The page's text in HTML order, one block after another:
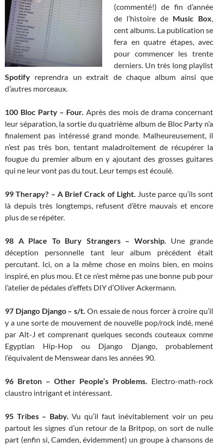
(commenté!) de fin d’année
de l’histoire de Music Box,
cent albums. La publication se
fera en quatre étapes, avec
pour commencer les trente
derniers. Un très long playlist
Spotify reprendra un extrait de chaque album ainsi que
d’autres morceaux.
100 Bloc Party – Four. Après des mois de drama concernant
leur séparation, la sortie du quatrième album de Bloc Party n’a
finalement pas intéressé grand monde. Malheureusement, il
n’est pas très bon, tentant maladroitement de récupérer la
fougue du premier album en y ajoutant des grosses guitares
qui ne leur vont pas du tout. Leur temps est écoulé.
99 Therapy? – A Brief Crack of Light. Juste parce qu’ils sont
là depuis très longtemps, refusent d’être mauvais et encore
plus de se répéter.
98 A Place To Bury Strangers – Worship. Une grande
déception personnelle tant leur album précédent était
percutant. Ici, on a la même chose en moins bien, en moins
inspiré, en plus mou. Et ce n’est même pas une bonne pub pour
l’atelier de pédales d’effets DIY d’Oliver Ackermann.
97 Django Django – s/t. On essaie de nous forcer à croire qu’il
y a une sorte de mouvement de nouvelle pop/rock indé, mené
par Alt-J et comprenant quelques seconds couteaux comme
Egyptian Hip-Hop ou Django Django, probablement
l’équivalent de Menswear dans les années 90.
96 Breton – Other People’s Problems. Electro-math-rock
claustro intrigant et intéressant.
95 Tribes – Baby.Vu qu’il faut inévitablement voir un peu
partout les signes d’un retour de la Britpop, on sort de nulle
part (enfin si, Camden, évidemment) un groupe à chansons de